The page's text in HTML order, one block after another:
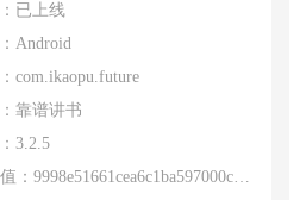
已上线
Android
com.ikaopu.future
靠谱讲书
3.2.5
： 9998e51661cea6c1ba597000cc5cb5c2